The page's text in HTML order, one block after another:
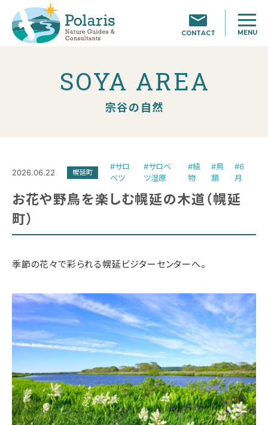
CONTACT MENU
SOYA AREA
宗谷の自然
2026.06.22 幌延町
#サロ
ベツ
#サロベ
ツ湿原
#植
物
#鳥
類
#6
月
お花や野鳥を楽しむ幌延の木道（幌延
町）
季節の花々で彩られる幌延ビジターセンターへ。